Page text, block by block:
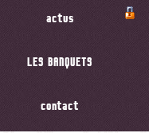
actus
LES BANQUETS
contact